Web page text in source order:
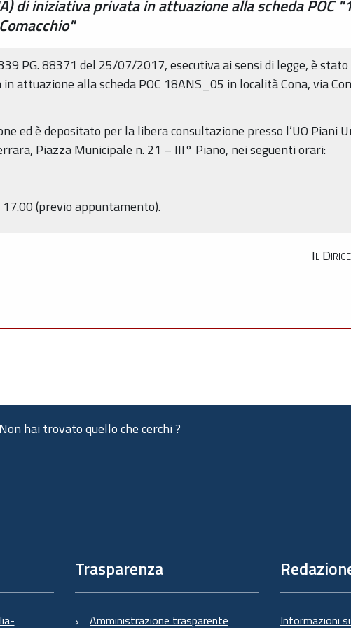
di iniziativa privata in attuazione alla scheda POC
PG. 88371 del 25/07/2017, esecutiva ai sensi di legge, è
alla scheda POC 18ANS_05 in località Cona, via
ed è depositato per la libera consultazione presso l’UO Piani
Piazza Municipale n. 21 – III° Piano, nei seguenti orari:
(previo appuntamento).
Il
Non hai trovato quello che cerchi ?
Trasparenza
Amministrazione trasparente Informazioni